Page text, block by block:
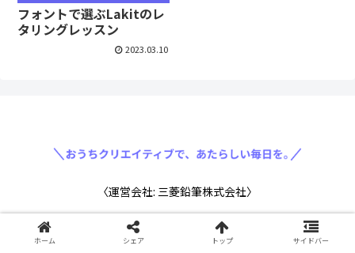
フォントで選ぶLakitのレ
タリングレッスン
2023.03.10
〈運営会社: 三菱鉛筆株式会社〉
ホーム シェア トップ サイドバー